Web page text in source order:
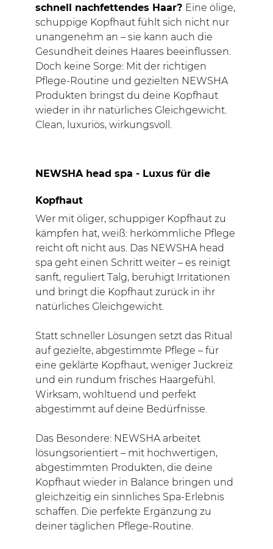
schnell nachfettendes Haar? Eine ölige,
schuppige Kopfhaut fühlt sich nicht nur
unangenehm an – sie kann auch die
Gesundheit deines Haares beeinflussen.
Doch keine Sorge: Mit der richtigen
Pflege-Routine und gezielten NEWSHA
Produkten bringst du deine Kopfhaut
wieder in ihr natürliches Gleichgewicht.
Clean, luxuriös, wirkungsvoll.
NEWSHA head spa - Luxus für die
Kopfhaut
Wer mit öliger, schuppiger Kopfhaut zu
kämpfen hat, weiß: herkömmliche Pflege
reicht oft nicht aus. Das NEWSHA head
spa geht einen Schritt weiter – es reinigt
sanft, reguliert Talg, beruhigt Irritationen
und bringt die Kopfhaut zurück in ihr
natürliches Gleichgewicht.
Statt schneller Lösungen setzt das Ritual
auf gezielte, abgestimmte Pflege – für
eine geklärte Kopfhaut, weniger Juckreiz
und ein rundum frisches Haargefühl.
Wirksam, wohltuend und perfekt
abgestimmt auf deine Bedürfnisse.
Das Besondere: NEWSHA arbeitet
lösungsorientiert – mit hochwertigen,
abgestimmten Produkten, die deine
Kopfhaut wieder in Balance bringen und
gleichzeitig ein sinnliches Spa-Erlebnis
schaffen. Die perfekte Ergänzung zu
deiner täglichen Pflege-Routine.